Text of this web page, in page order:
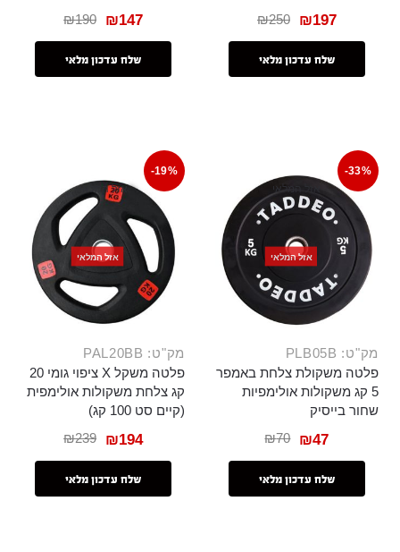
₪250 ₪197
שלח עדכון מלאי
₪190 ₪147
שלח עדכון מלאי
-33%
אזל המלאי
אזל המלאי
מק"ט: PLB05B
פלטה משקולת צלחת באמפר
5 קג משקולות אולימפיות
שחור בייסיק
₪70 ₪47
שלח עדכון מלאי
-19%
אזל המלאי
אזל המלאי
מק"ט: PAL20BB
פלטה משקל X ציפוי גומי 20
קג צלחת משקולות אולימפית
(קיים סט 100 קג)
₪239 ₪194
שלח עדכון מלאי